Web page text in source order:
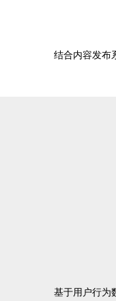
结合内容发布
基于用户行为